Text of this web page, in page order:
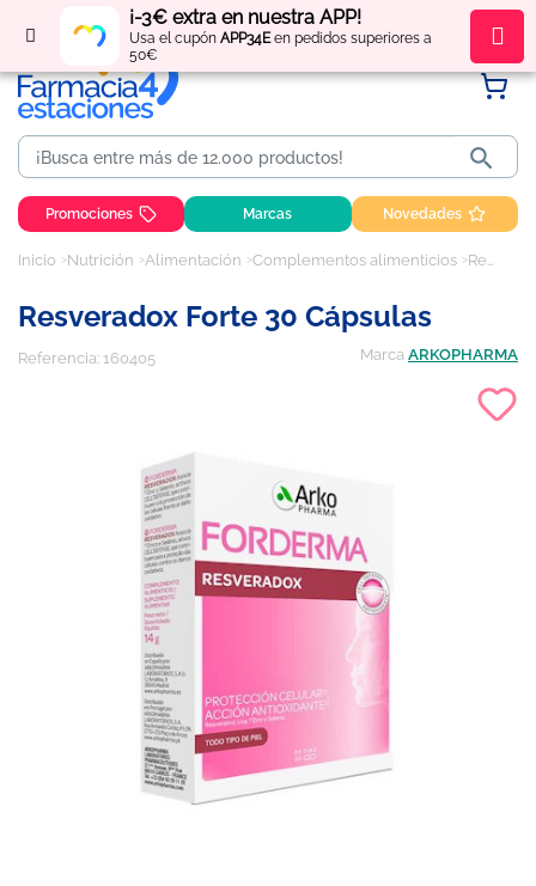
¡-3€ extra en nuestra APP!
Usa el cupón APP34Een pedidos superiores a
50€
Regístratey obténpuntos por tus compras

Promociones Marcas Novedades
Inicio Nutrición Alimentación Complementos alimenticios Resveradox Forte 30 Cápsulas
Resveradox Forte 30 Cápsulas
Referencia: 160405 Marca ARKOPHARMA